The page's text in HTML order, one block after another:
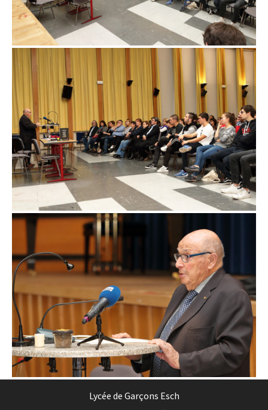
Lycée de Garçons Esch